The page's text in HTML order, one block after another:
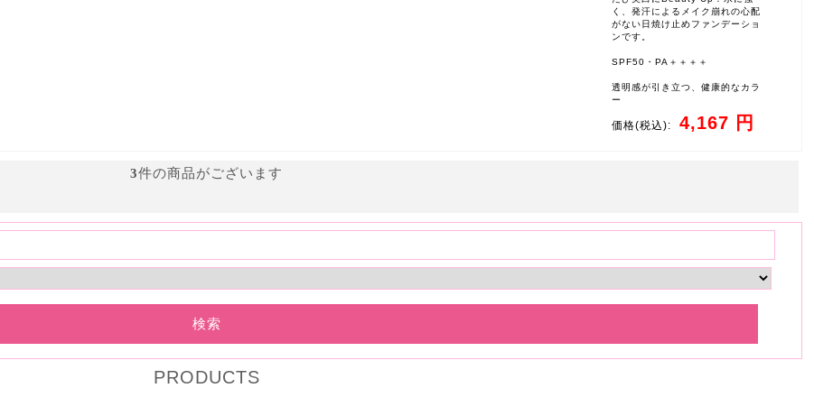
く、発汗によるメイク崩れの心配
がない日焼け止めファンデーショ
ンです。
SPF50・PA＋＋＋＋
透明感が引き立つ、健康的なカラ
ー
価格(税込): 4,167 円
3件の商品がございます
検索
PRODUCTS